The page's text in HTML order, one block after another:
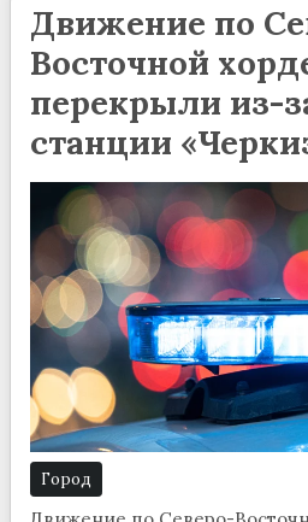
Движение по
Восточной
перекрыли из-
станции
Город